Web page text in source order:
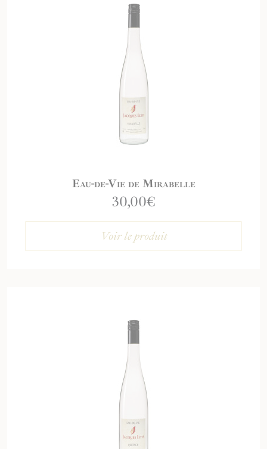
Eau-de-Vie de Mirabelle
30,00€
Voir le produit